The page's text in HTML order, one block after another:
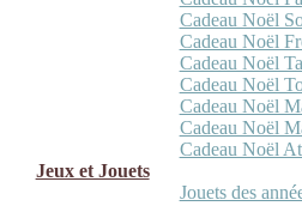
Cadeau Noël
Cadeau Noël
Cadeau Noël
Cadeau Noël
Cadeau Noël
Cadeau Noël
Cadeau Noël
Jeux et Jouets
Jouets des